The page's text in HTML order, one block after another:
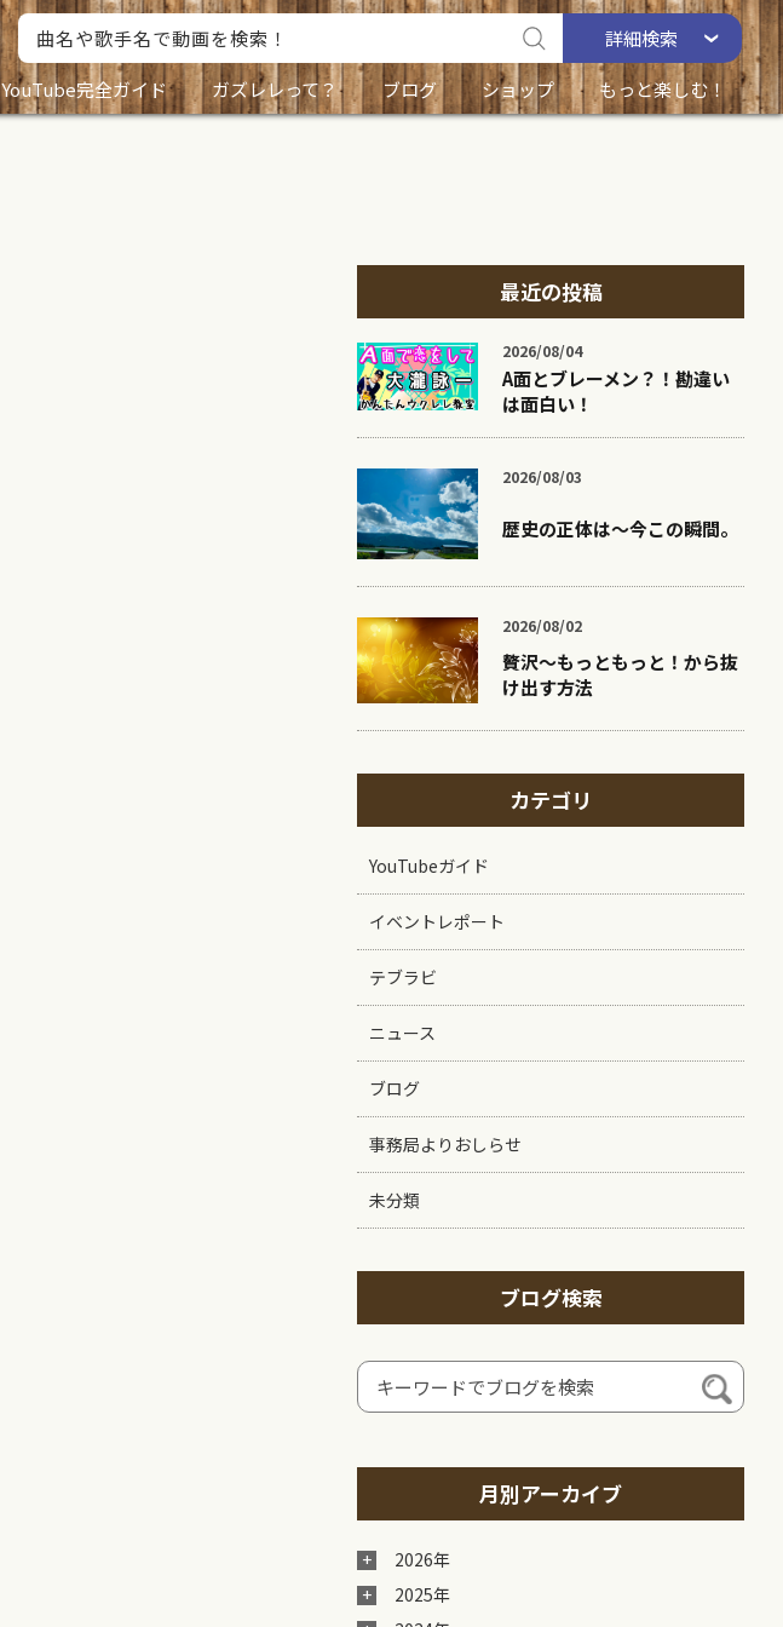
詳細検索
YouTube完全ガイド ガズレレって？ ブログ ショップ もっと楽しむ！
最近の投稿
2026/08/04
A面とブレーメン？！勘違い
は面白い！
2026/08/03
歴史の正体は〜今この瞬間。
2026/08/02
贅沢〜もっともっと！から抜
け出す方法
カテゴリ
YouTubeガイド
イベントレポート
テブラビ
ニュース
ブログ
事務局よりおしらせ
未分類
ブログ検索
月別アーカイブ
2026年
2025年